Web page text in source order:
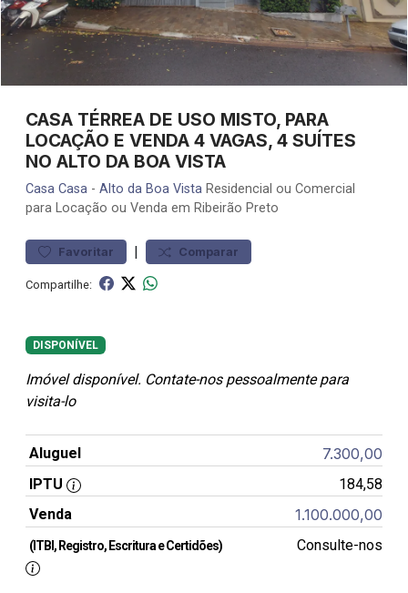
CASA TÉRREA DE USO MISTO, PARA
LOCAÇÃO E VENDA 4 VAGAS, 4 SUÍTES
NO ALTO DA BOA VISTA
Casa Casa - Alto da Boa Vista Residencial ou Comercial
para Locação ou Venda em Ribeirão Preto
Favoritar | Comparar
Compartilhe:
DISPONÍVEL
Imóvel disponível. Contate-nos pessoalmente para
visita-lo
Aluguel 7.300,00
IPTU
184,58
Venda
1.100.000,00
(ITBI, Registro, Escritura e Certidões) Consulte-nos